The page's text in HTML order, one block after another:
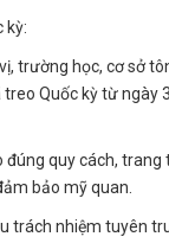
kỳ:
trường học, cơ sở
treo Quốc kỳ từ ngày
đúng quy cách, trang
bảo mỹ quan.
trách nhiệm tuyên